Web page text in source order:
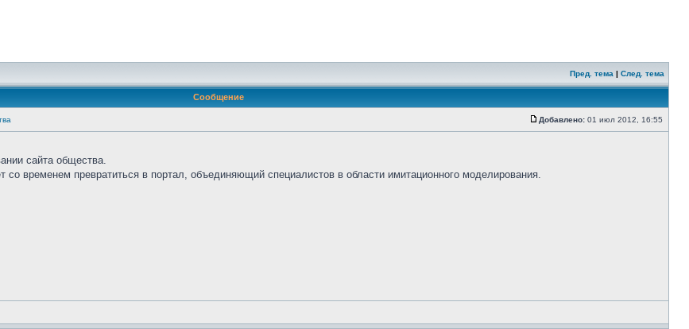
Пред. тема | След. тема
Сообщение
Добавлено: 01 июл 2012, 16:55
сайта общества.
временем превратиться в портал, объединяющий специалистов в области имитационного моделирования.